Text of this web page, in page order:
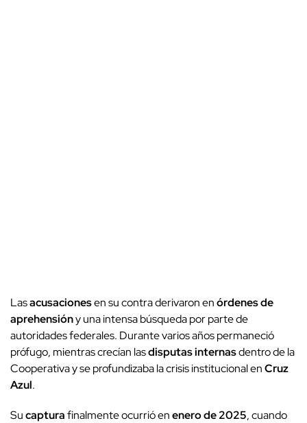
Lasacusacionesen su contra derivaron enórdenes de
aprehensióny una intensa búsqueda por parte de
autoridades federales. Durante varios años permaneció
prófugo, mientras crecían lasdisputas internasdentro de la
Cooperativa y se profundizaba la crisis institucional enCruz
Azul.
Sucapturafinalmente ocurrió enenero de 2025, cuando